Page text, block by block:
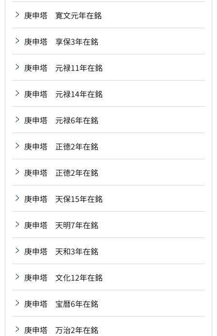
庚申塔 寛文元年在銘
庚申塔 享保3年在銘
庚申塔 元禄11年在銘
庚申塔 元禄14年在銘
庚申塔 元禄6年在銘
庚申塔 正徳2年在銘
庚申塔 正徳2年在銘
庚申塔 天保15年在銘
庚申塔 天明7年在銘
庚申塔 天和3年在銘
庚申塔 文化12年在銘
庚申塔 宝暦6年在銘
庚申塔 万治2年在銘